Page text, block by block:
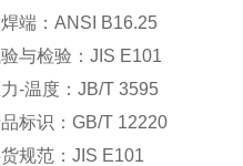
端：ANSI B16.25
与检验：JIS E101
-温度：JB/T 3595
标识：GB/T 12220
规范：JIS E101